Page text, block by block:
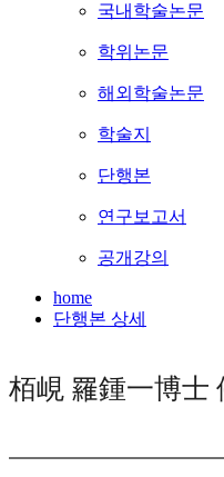
국내학술논문
학위논문
해외학술논문
학술지
단행본
연구보고서
공개강의
home
단행본 상세
栢峴 羅鍾一博士